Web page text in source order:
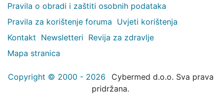
Pravila o obradi i zaštiti osobnih podataka
Pravila za korištenje foruma Uvjeti korištenja
Kontakt Newsletteri Revija za zdravlje
Mapa stranica
Copyright © 2000 - 2026
Cybermed d.o.o. Sva prava
pridržana.